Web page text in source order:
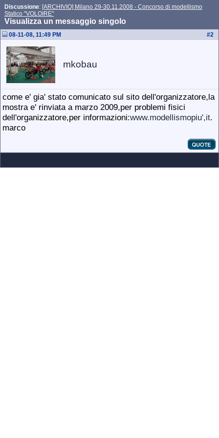
Discussione: [ARCHIVIO] Milano 29-30.11.2008 - Concorso di modellismo
Statico "VOLOIRE"
Visualizza un messaggio singolo
#2
08-11-08, 11:49 PM
mkobau
come e' gia' stato comunicato sul sito dell'organizzatore,la
mostra e' rinviata a marzo 2009,per problemi fisici
dell'organizzatore,per informazioni:www.modellismopiu',it.
marco